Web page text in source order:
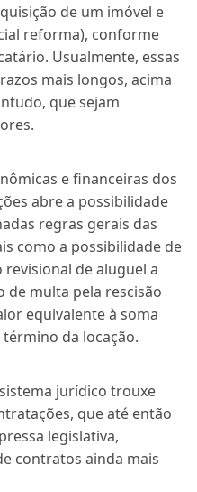
de um imóvel e
reforma), conforme
Usualmente, essas
mais longos, acima
que sejam
e financeiras dos
abre a possibilidade
regras gerais das
como a possibilidade de
revisional de aluguel a
de multa pela rescisão
equivalente à soma
da locação.
jurídico trouxe
que até então
legislativa,
contratos ainda mais